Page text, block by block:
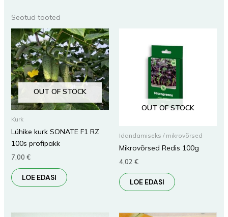
Seotud tooted
OUT OF STOCK
Kurk
Lühike kurk SONATE F1 RZ
100s profipakk
7,00 €
LOE EDASI
OUT OF STOCK
Idandamiseks / mikrovõrsed
Mikrovõrsed Redis 100g
4,02 €
LOE EDASI